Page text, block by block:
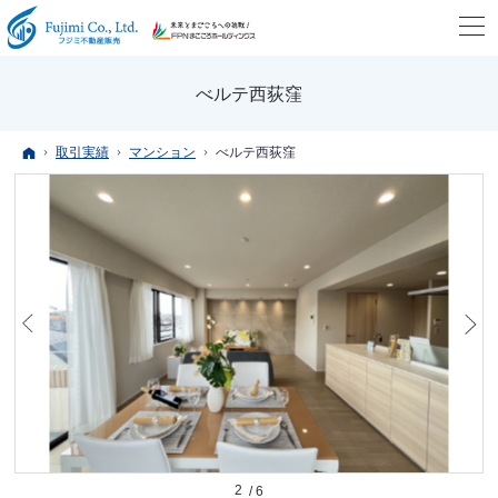
べルテ西荻窪
ホーム
取引実績 マンション べルテ西荻窪
2